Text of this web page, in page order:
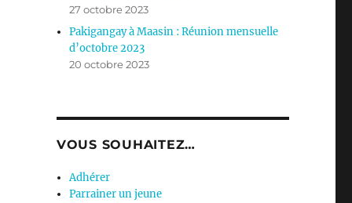
27 octobre 2023
Pakigangay à Maasin : Réunion mensuelle
d’octobre 2023
20 octobre 2023
VOUS SOUHAITEZ…
Adhérer
Parrainer un jeune